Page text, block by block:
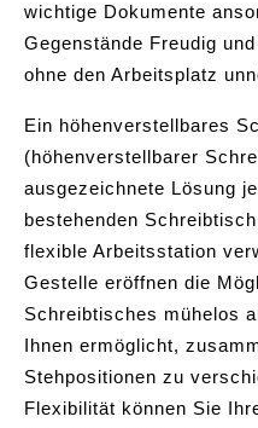
wichtige Dokumente
Gegenstände Freudig
ohne den Arbeitsplatz
Ein höhenverstellbares
(höhenverstellbarer
ausgezeichnete Lösung
bestehenden
flexible Arbeitsstation
Gestelle eröffnen die
Schreibtisches mühelos
Ihnen ermöglicht,
Stehpositionen zu
Flexibilität können Sie